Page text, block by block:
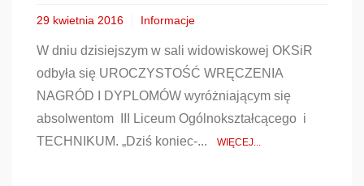
29 kwietnia 2016 Informacje
W dniu dzisiejszym w sali widowiskowej OKSiR
odbyła się UROCZYSTOŚĆ WRĘCZENIA
NAGRÓD I DYPLOMÓW wyróżniającym się
absolwentom III Liceum Ogólnokształcącego i
TECHNIKUM. „Dziś koniec-...
WIĘCEJ...